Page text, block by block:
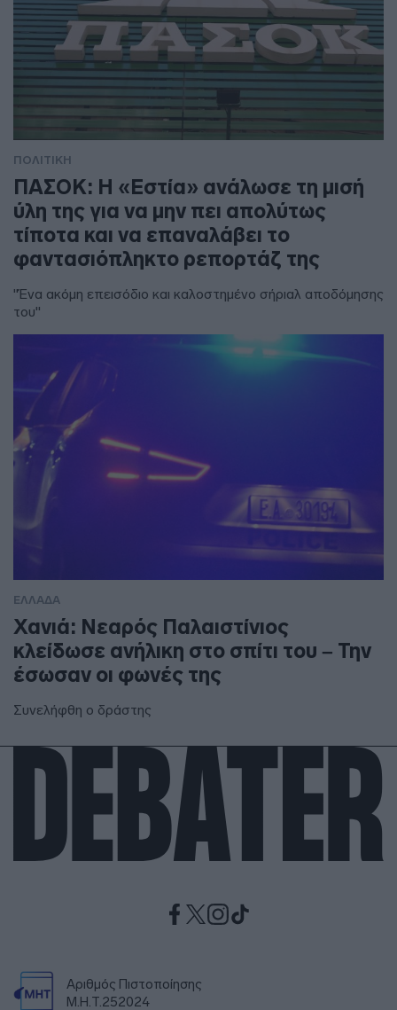
ΠΟΛΙΤΙΚΗ
ΠΑΣΟΚ: Η «Εστία» ανάλωσε τη μισή
ύλη της για να μην πει απολύτως
τίποτα και να επαναλάβει το
φαντασιόπληκτο ρεπορτάζ της
"Ένα ακόμη επεισόδιο και καλοστημένο σήριαλ αποδόμησης
του"
ΕΛΛΑΔΑ
Χανιά: Νεαρός Παλαιστίνιος
κλείδωσε ανήλικη στο σπίτι του – Την
έσωσαν οι φωνές της
Συνελήφθη ο δράστης
Αριθμός Πιστοποίησης
Μ.Η.Τ.252024